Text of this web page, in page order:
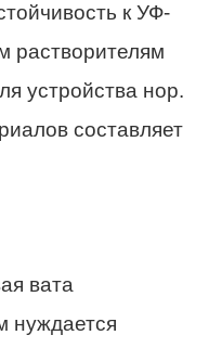
к УФ-
растворителям
устройства нор.
составляет
вата
нуждается